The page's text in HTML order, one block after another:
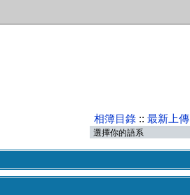
相簿目錄 :: 最新上傳